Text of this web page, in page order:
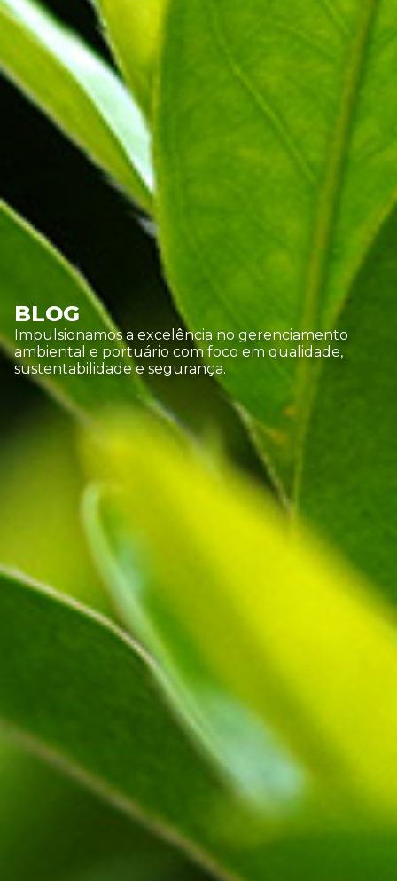
BLOG
Impulsionamos a excelência no gerenciamento
ambiental e portuário com foco em qualidade,
sustentabilidade e segurança.